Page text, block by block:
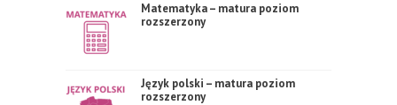
Matematyka – matura poziom
rozszerzony
Język polski – matura poziom
rozszerzony